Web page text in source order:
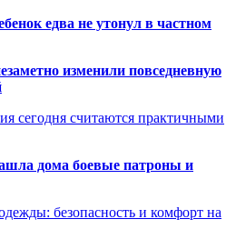
едва не утонул в частном
изменили повседневную
сегодня считаются практичными
дома боевые патроны и
безопасность и комфорт на